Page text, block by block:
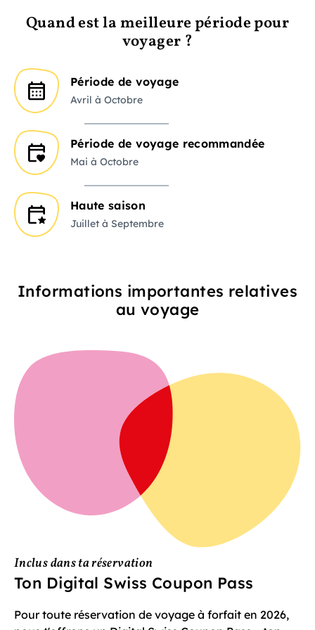
Quand est la meilleure période pour
voyager ?
Période de voyage
Avril à Octobre
Période de voyage recommandée
Mai à Octobre
Haute saison
Juillet à Septembre
Informations importantes relatives
au voyage
Inclus dans ta réservation
Ton Digital Swiss Coupon Pass
Pour toute réservation de voyage à forfait en 2026,